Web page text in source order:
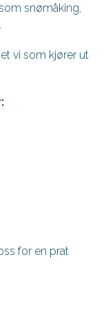
snømåking,
vi som kjører ut
for en prat